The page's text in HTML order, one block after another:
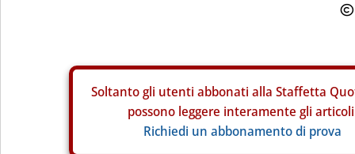
Soltanto gli utenti abbonati alla Staffetta
possono leggere interamente gli
Richiedi un abbonamento di prova